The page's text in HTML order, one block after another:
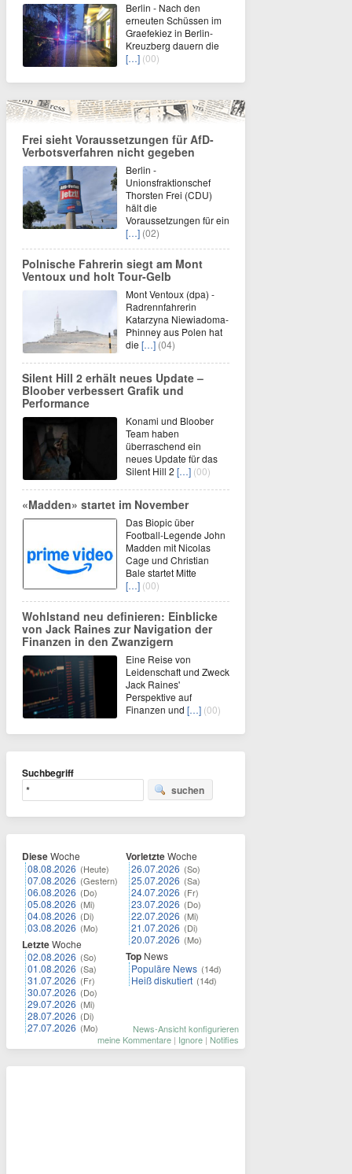
Berlin - Nach den
erneuten Schüssen im
Graefekiez in Berlin-
Kreuzberg dauern die
[…] (00)
Frei sieht Voraussetzungen für AfD-
Verbotsverfahren nicht gegeben
Berlin -
Unionsfraktionschef
Thorsten Frei (CDU)
hält die
Voraussetzungen für ein
[…] (02)
Polnische Fahrerin siegt am Mont
Ventoux und holt Tour-Gelb
Mont Ventoux (dpa) -
Radrennfahrerin
Katarzyna Niewiadoma-
Phinney aus Polen hat
die […] (04)
Silent Hill 2 erhält neues Update –
Bloober verbessert Grafik und
Performance
Konami und Bloober
Team haben
überraschend ein
neues Update für das
Silent Hill 2 […] (00)
«Madden» startet im November
Das Biopic über
Football-Legende John
Madden mit Nicolas
Cage und Christian
Bale startet Mitte
[…] (00)
Wohlstand neu definieren: Einblicke
von Jack Raines zur Navigation der
Finanzen in den Zwanzigern
Eine Reise von
Leidenschaft und Zweck
Jack Raines'
Perspektive auf
Finanzen und […] (00)
Suchbegriff
suchen
DieseWoche
08.08.2026 (Heute)
07.08.2026 (Gestern)
06.08.2026 (Do)
05.08.2026 (Mi)
04.08.2026 (Di)
03.08.2026 (Mo)
LetzteWoche
02.08.2026 (So)
01.08.2026 (Sa)
31.07.2026 (Fr)
30.07.2026 (Do)
29.07.2026 (Mi)
28.07.2026 (Di)
27.07.2026 (Mo)
VorletzteWoche
26.07.2026 (So)
25.07.2026 (Sa)
24.07.2026 (Fr)
23.07.2026 (Do)
22.07.2026 (Mi)
21.07.2026 (Di)
20.07.2026 (Mo)
Top News
Populäre News (14d)
Heiß diskutiert (14d)
News-Ansicht konfigurieren
meine Kommentare | Ignore | Notifies